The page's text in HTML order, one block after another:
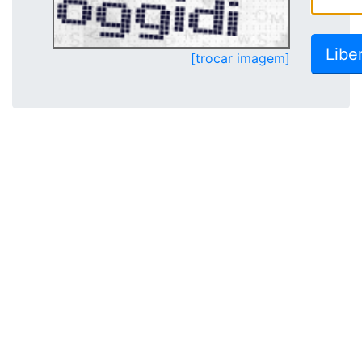
[trocar imagem]